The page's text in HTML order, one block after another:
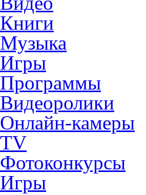
Книги
Музыка
Игры
Программы
Видеоролики
Онлайн-камеры
TV
Фотоконкурсы
Игры